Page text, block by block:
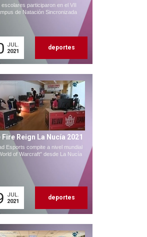
escolares participaron en el VII
de Natación Sincronizada
JUL.
2021
deportes
Fire Reign La Nucía 2021
Esports compite a nivel mundial
of Warcraft" desde La Nucía
JUL.
2021
deportes